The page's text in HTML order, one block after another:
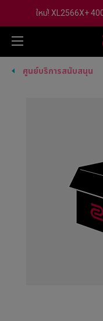
ใหม่! XL2566X+
ศูนย์บริการสนับสนุน